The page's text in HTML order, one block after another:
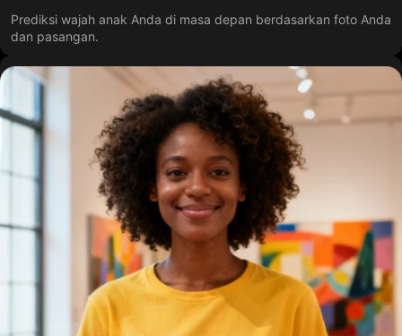
Prediksi wajah anak Anda di masa depan berdasarkan foto Anda
dan pasangan.